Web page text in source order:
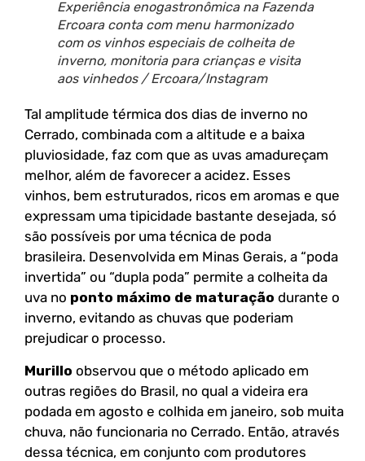
Experiência enogastronômica na Fazenda
Ercoara conta com menu harmonizado
com os vinhos especiais de colheita de
inverno, monitoria para crianças e visita
aos vinhedos / Ercoara/Instagram
Tal amplitude térmica dos dias de inverno no
Cerrado, combinada com a altitude e a baixa
pluviosidade, faz com que as uvas amadureçam
melhor, além de favorecer a acidez. Esses
vinhos, bem estruturados, ricos em aromas e que
expressam uma tipicidade bastante desejada, só
são possíveis por uma técnica de poda
brasileira. Desenvolvida em Minas Gerais, a “poda
invertida” ou “dupla poda” permite a colheita da
uva no ponto máximo de maturação durante o
inverno, evitando as chuvas que poderiam
prejudicar o processo.
Murillo observou que o método aplicado em
outras regiões do Brasil, no qual a videira era
podada em agosto e colhida em janeiro, sob muita
chuva, não funcionaria no Cerrado. Então, através
dessa técnica, em conjunto com produtores